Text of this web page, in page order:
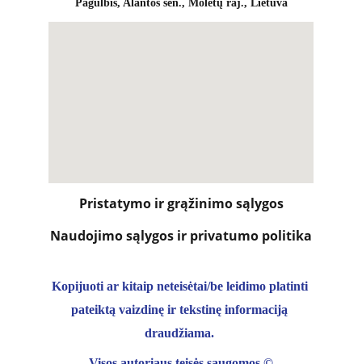
Pagulbis, Alantos sen., Molėtų raj., Lietuva
Naudojimo sąlygos ir privatumo politika
Pristatymo ir grąžinimo sąlygos
Kopijuoti ar kitaip neteisėtai/be leidimo platinti
pateiktą vaizdinę ir tekstinę informaciją
draudžiama.